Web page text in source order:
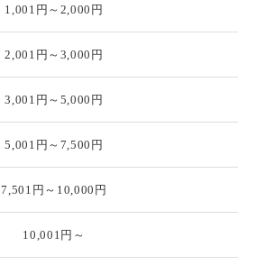
1,001円～2,000円
2,001円～3,000円
3,001円～5,000円
5,001円～7,500円
7,501円～10,000円
10,001円～